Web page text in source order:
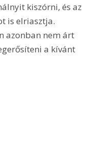
kiszórni, és az
is elriasztja.
azonban nem árt
a kívánt